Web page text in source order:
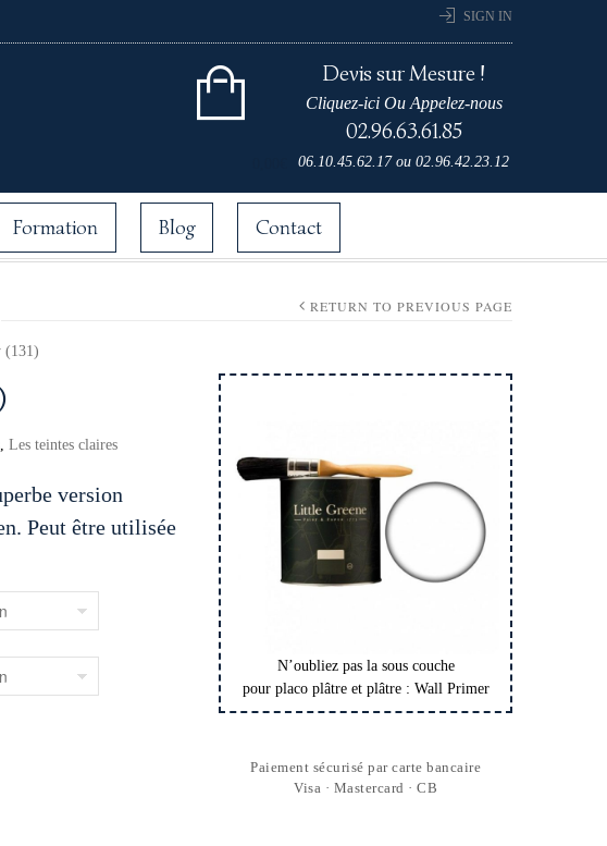
SIGN IN
Devis sur Mesure !
Cliquez-ici Ou Appelez-nous
02.96.63.61.85
06.10.45.62.17 ou 02.96.42.23.12
Formation Blog Contact
RETURN TO PREVIOUS PAGE
, Les teintes claires
version
Peut être utilisée
N’oubliez pas la sous couche
pour placo plâtre et plâtre : Wall Primer
Paiement sécurisé par carte bancaire
Visa · Mastercard · CB